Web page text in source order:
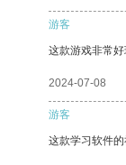
游客
这款游戏非常
2024-07-08
游客
这款学习软件